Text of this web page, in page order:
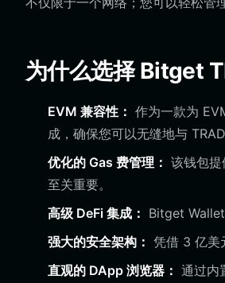
为什么选择 Bitget
EVM 兼容性： 作为一款为
成，确保您可以无缝地与
优化的 Gas 费管理： 该钱包
至关重要。
高级 DeFi 集成： Bitget Wallet
强大的安全架构： 凭借 3 亿美
直观的 DApp 浏览器： 通过内